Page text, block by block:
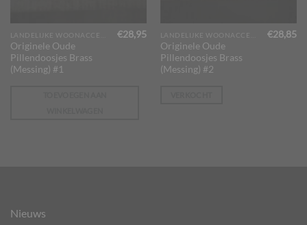
Originele Oude
Pillendoosjes Brass
(Messing) #1
€28,95
Originele Oude
Pillendoosjes Brass
(Messing) #2
€28,85
Nieuws